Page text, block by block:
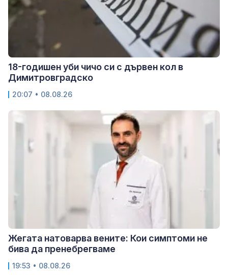
18-годишен уби чичо си с дървен кол в
Димитровградско
20:07 • 08.08.26
Жегата натоварва вените: Кои симптоми не
бива да пренебрегваме
19:53 • 08.08.26